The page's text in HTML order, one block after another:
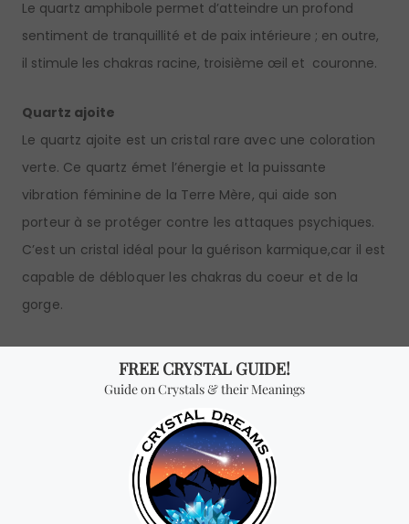
Le quartz amphibole permet d’atteindre un profond
sentiment de tranquillité et de paix intérieure ; en outre,
il stimule les chakras racine, troisième œil et couronne.
Quartz ajoite
Le quartz ajoite est un cristal rare avec une coloration
verte. Ce quartz émet l’énergie et la puissante
vibration féminine de la Terre Mère, qui aide son
porteur à se protéger contre les attaques psychiques.
C’est un cristal idéal pour la guérison karmique,car il est
capable de débloquer les chakras du coeur et de la
gorge.
Cette variété de cristal de quartz est très particulière ,
car elle a une irisation similaire à celle de l’opale lunaire.
Reflétant toutes les couleurs de l’arc-en-ciel, ce
puissant quartz, également connu sous le nom de
quartz mystique, est l’un des plus grands harmoniseurs